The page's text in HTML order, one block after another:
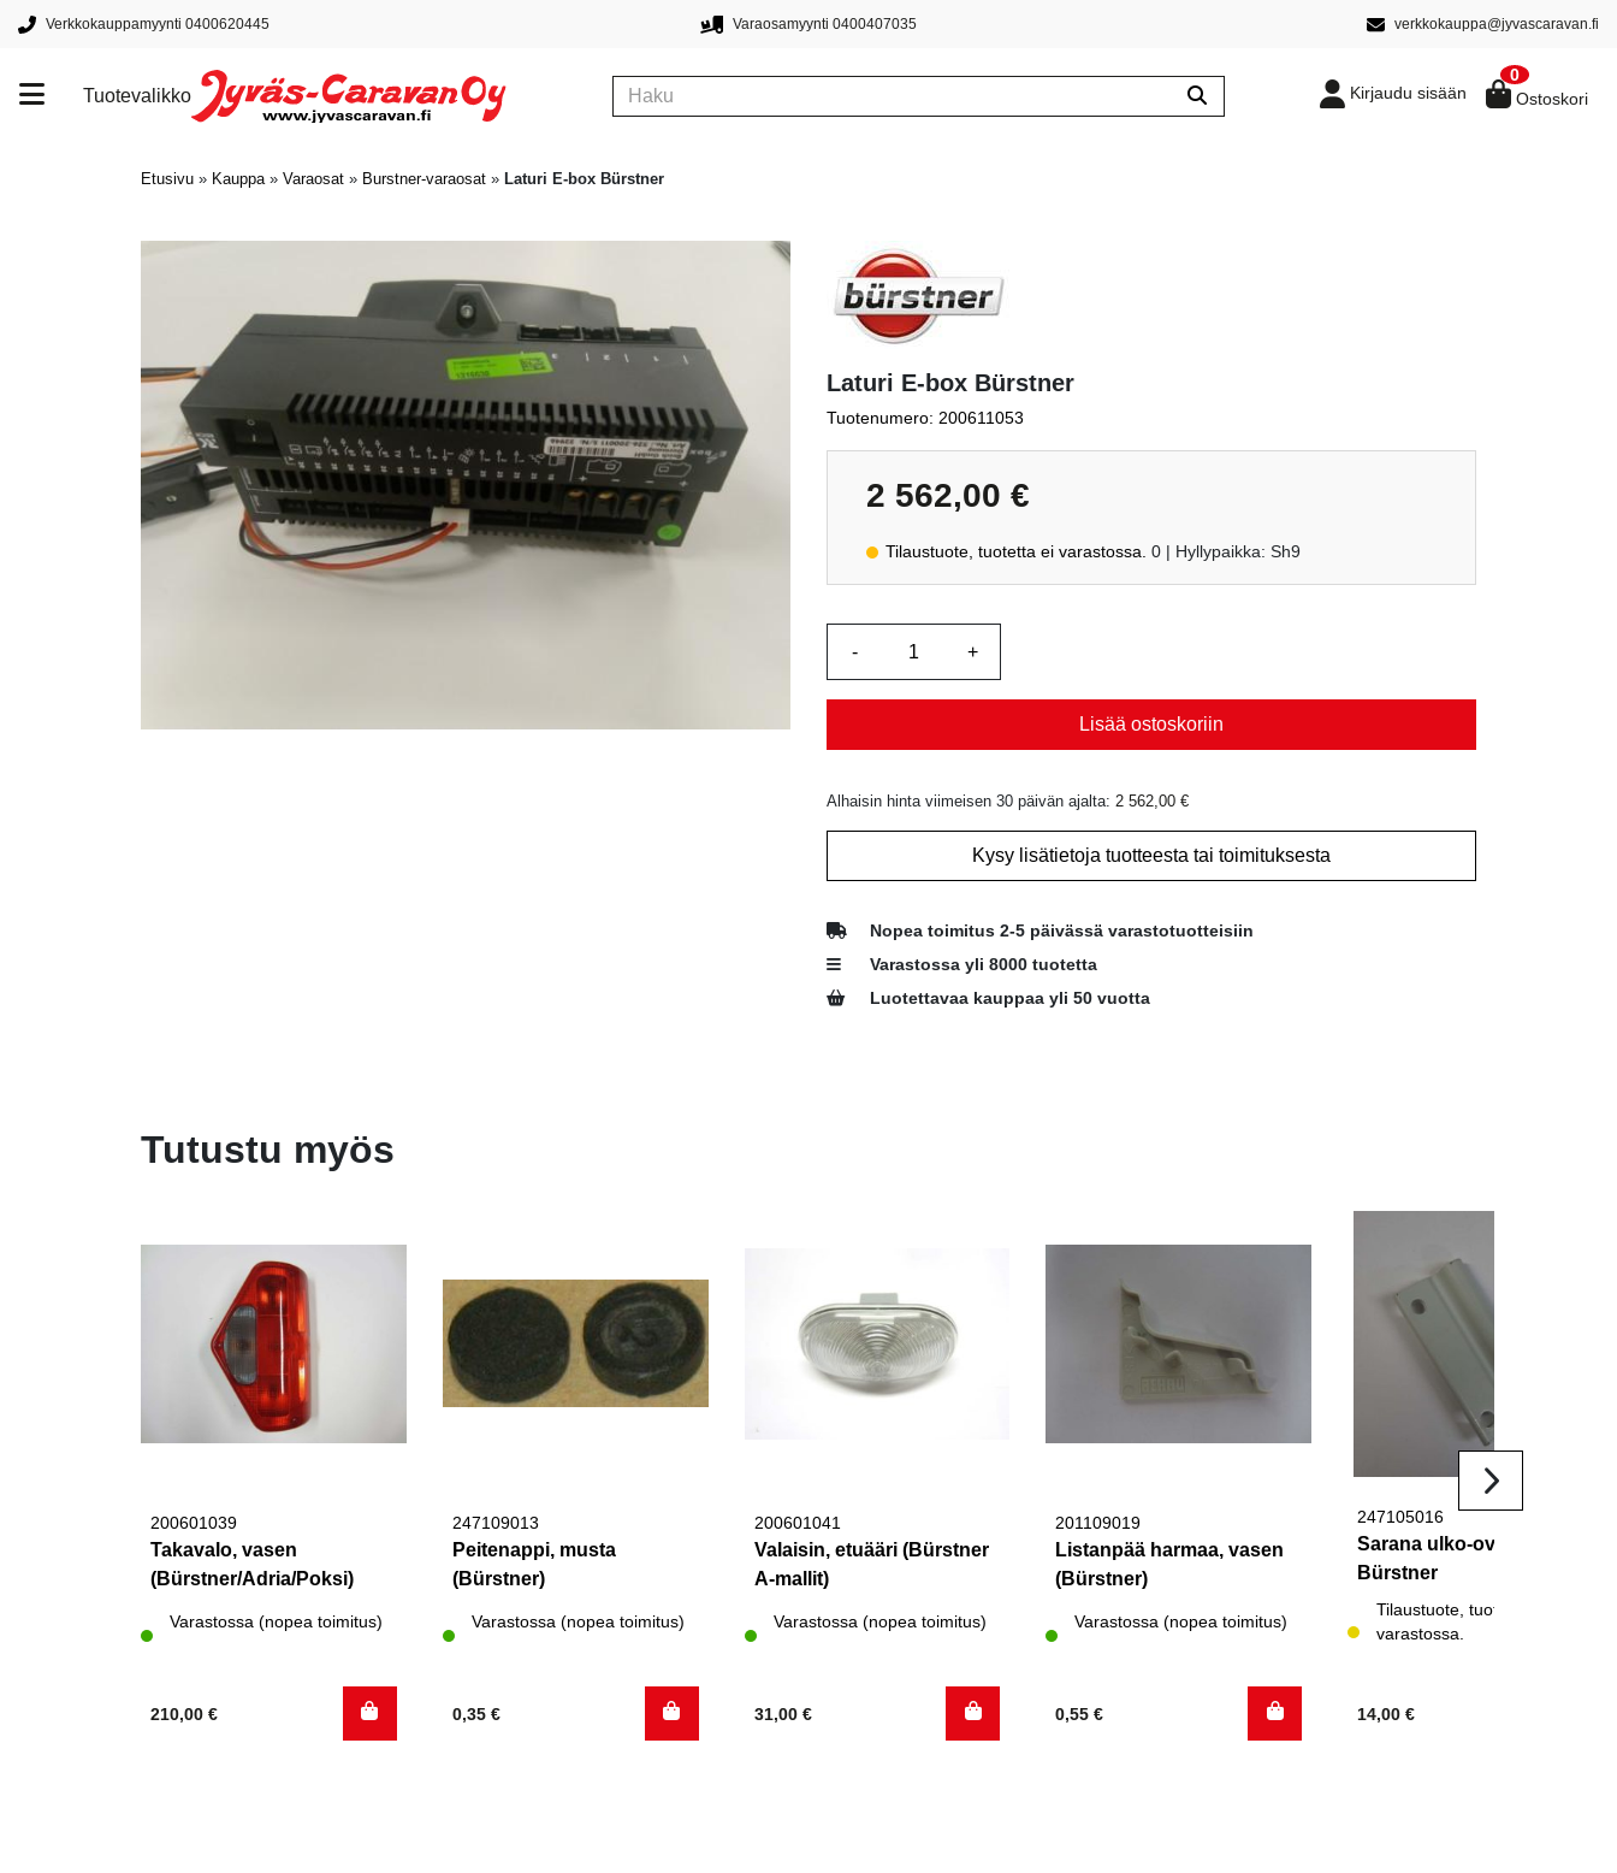
Verkkokauppamyynti 0400620445 Varaosamyynti 0400407035 verkkokauppa@jyvascaravan.fi
Tuotevalikko Kirjaudu sisään
0
Ostoskori
Etusivu » Kauppa» Varaosat » Burstner-varaosat » Laturi E-box Bürstner
Laturi E-box Bürstner
Tuotenumero: 200611053
2 562,00 €
Tilaustuote, tuotetta ei varastossa. 0 | Hyllypaikka: Sh9
Lisää ostoskoriin
Alhaisin hinta viimeisen 30 päivän ajalta: 2 562,00 €
Kysy lisätietoja tuotteesta tai toimituksesta
Nopea toimitus 2-5 päivässä varastotuotteisiin
Varastossa yli 8000 tuotetta
Luotettavaa kauppaa yli 50 vuotta
Tutustu myös
200601039
Takavalo, vasen
(Bürstner/Adria/Poksi)
Varastossa (nopea toimitus)
210,00 €
247109013
Peitenappi, musta
(Bürstner)
Varastossa (nopea toimitus)
0,35 €
200601041
Valaisin, etuääri (Bürstner
A-mallit)
Varastossa (nopea toimitus)
31,00 €
201109019
Listanpää harmaa, vasen
(Bürstner)
Varastossa (nopea toimitus)
0,55€
247105016
Sarana ulko-oven
Bürstner
Tilaustuote, tuotetta ei
varastossa.
14,00€